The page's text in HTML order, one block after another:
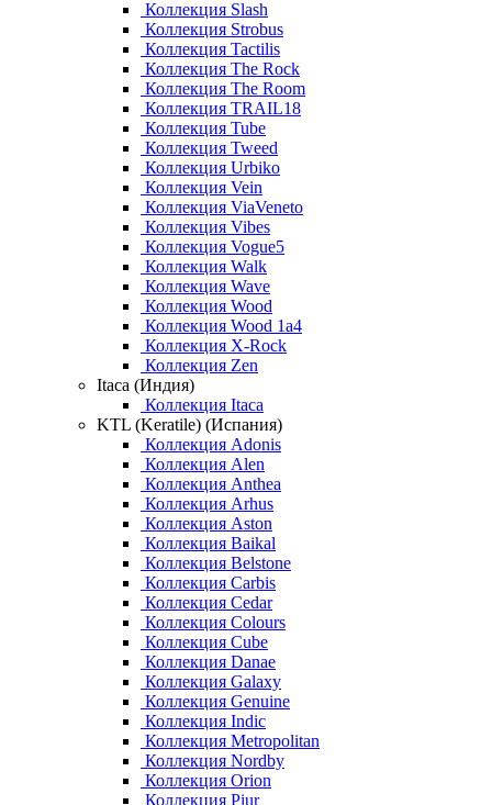
Коллекция Slash
Коллекция Strobus
Коллекция Tactilis
Коллекция The Rock
Коллекция The Room
Коллекция TRAIL18
Коллекция Tube
Коллекция Tweed
Коллекция Urbiko
Коллекция Vein
Коллекция ViaVeneto
Коллекция Vibes
Коллекция Vogue5
Коллекция Walk
Коллекция Wave
Коллекция Wood
Коллекция Wood 1a4
Коллекция X-Rock
Коллекция Zen
Itaca (Индия)
Коллекция Itaca
KTL (Keratile) (Испания)
Коллекция Adonis
Коллекция Alen
Коллекция Anthea
Коллекция Arhus
Коллекция Aston
Коллекция Baikal
Коллекция Belstone
Коллекция Carbis
Коллекция Cedar
Коллекция Colours
Коллекция Cube
Коллекция Danae
Коллекция Galaxy
Коллекция Genuine
Коллекция Indic
Коллекция Metropolitan
Коллекция Nordby
Коллекция Orion
Коллекция Piur